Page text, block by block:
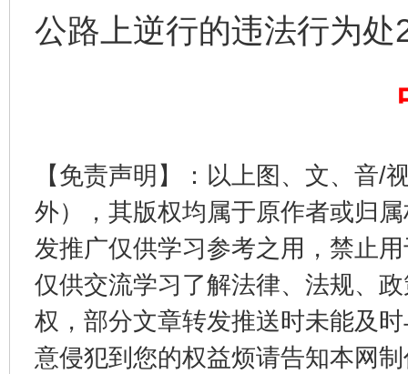
公路上逆行的违法行为
【免责声明】：以上图、文、音/
外），其版权均属于原作者或归
发推广仅供学习参考之用，禁止
仅供交流学习了解法律、法规、
权，部分文章转发推送时未能及
意侵犯到您的权益烦请告知本网
完善运行机制助力责任有效落实 一纸欠
东山县通报“牛蛙产品抗生素超标问题” 法